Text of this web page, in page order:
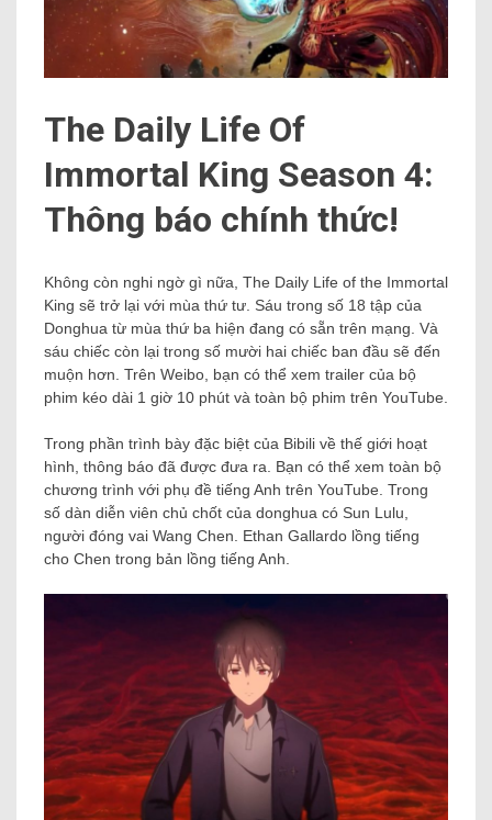
The Daily Life Of
Immortal King Season 4:
Thông báo chính thức!
Không còn nghi ngờ gì nữa, The Daily Life of the Immortal
King sẽ trở lại với mùa thứ tư. Sáu trong số 18 tập của
Donghua từ mùa thứ ba hiện đang có sẵn trên mạng. Và
sáu chiếc còn lại trong số mười hai chiếc ban đầu sẽ đến
muộn hơn. Trên Weibo, bạn có thể xem trailer của bộ
phim kéo dài 1 giờ 10 phút và toàn bộ phim trên YouTube.
Trong phần trình bày đặc biệt của Bibili về thế giới hoạt
hình, thông báo đã được đưa ra. Bạn có thể xem toàn bộ
chương trình với phụ đề tiếng Anh trên YouTube. Trong
số dàn diễn viên chủ chốt của donghua có Sun Lulu,
người đóng vai Wang Chen. Ethan Gallardo lồng tiếng
cho Chen trong bản lồng tiếng Anh.